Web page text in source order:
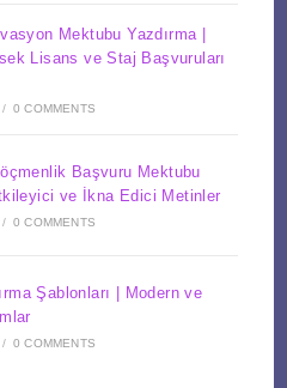
Mektubu Yazdırma |
Lisans ve Staj Başvuruları
/ 0 COMMENTS
Başvuru Mektubu
ve İkna Edici Metinler
/ 0 COMMENTS
Şablonları | Modern ve
/ 0 COMMENTS